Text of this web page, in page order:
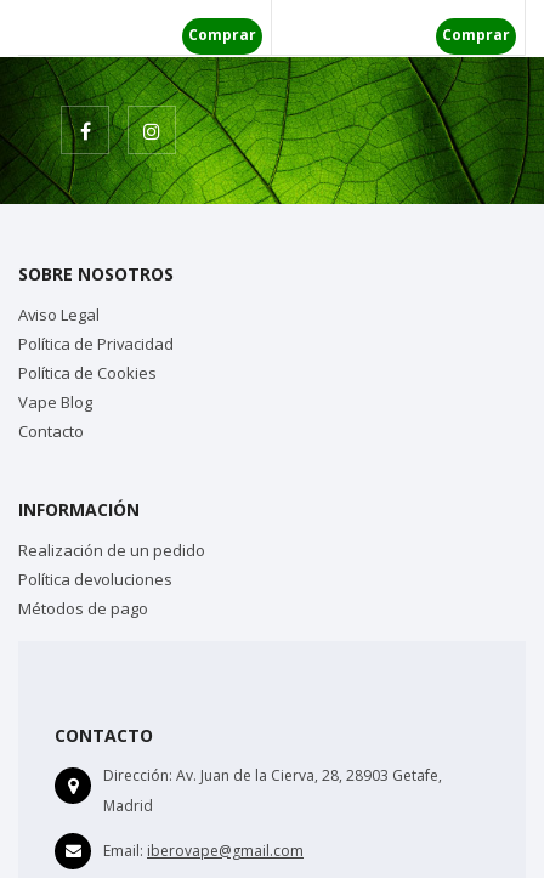
Comprar Comprar
SOBRE NOSOTROS
Aviso Legal
Política de Privacidad
Política de Cookies
Vape Blog
Contacto
INFORMACIÓN
Realización de un pedido
Política devoluciones
Métodos de pago
CONTACTO
Dirección: Av. Juan de la Cierva, 28, 28903 Getafe,
Madrid
Email: iberovape@gmail.com